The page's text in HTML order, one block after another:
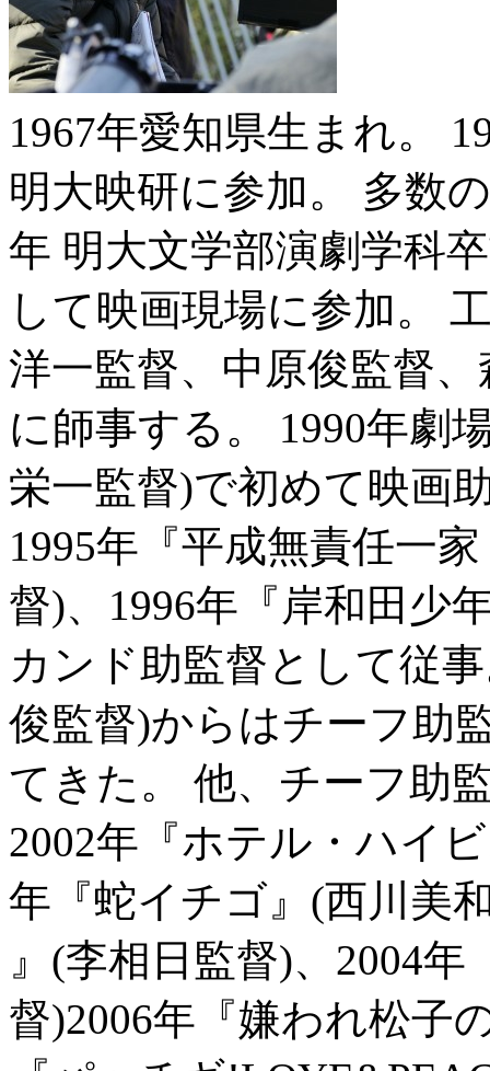
1967年愛知県生まれ。
明大映研に参加。 多数
年 明大文学部演劇学科
して映画現場に参加。
洋一監督、中原俊監督
に師事する。 1990年劇
栄一監督)で初めて映画
1995年『平成無責任一
督)、1996年『岸和田少
カンド助監督として従
俊監督)からはチーフ助
てきた。 他、チーフ助
2002年『ホテル・ハイ
年『蛇イチゴ』(西川美
』(李相日監督)、2004
督)2006年『嫌われ松子